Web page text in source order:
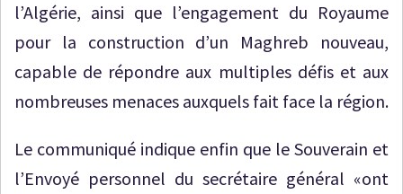
l’Algérie, ainsi que l’engagement du Royaume
pour la construction d’un Maghreb nouveau,
capable de répondre aux multiples défis et aux
nombreuses menaces auxquels fait face la région.
Le communiqué indique enfin que le Souverain et
l’Envoyé personnel du secrétaire général «ont